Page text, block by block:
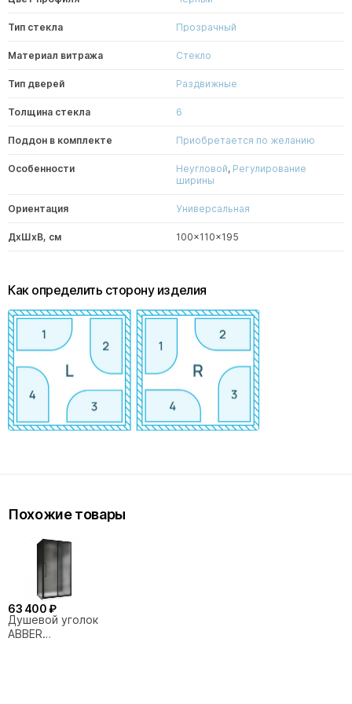
Тип стекла Прозрачный
Материал витража Стекло
Тип дверей Раздвижные
Толщина стекла 6
Поддон в комплекте Приобретается по желанию
Особенности Неугловой, Регулирование
ширины
Ориентация Универсальная
ДxШxВ, см 100x110x195
Как определить сторону изделия
Похожие товары
63 400 ₽
Душевой уголок
ABBER